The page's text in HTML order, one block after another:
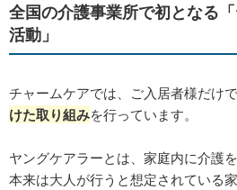
全国の介護事業所で初となる
活動」
チャームケアでは、ご入居者様だけ
けた取り組みを行っています。
ヤングケアラーとは、家庭内に介護
本来は大人が行うと想定されている